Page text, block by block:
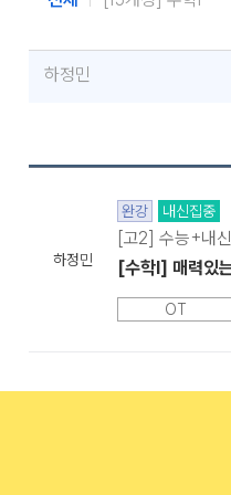
하정민
하정민
완강 내신집중
[고2] 수능+내
[수학l] 매력있
OT